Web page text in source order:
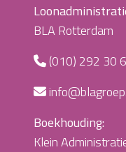
BLA Rotterdam
(010) 292 30
Boekhouding:
Klein